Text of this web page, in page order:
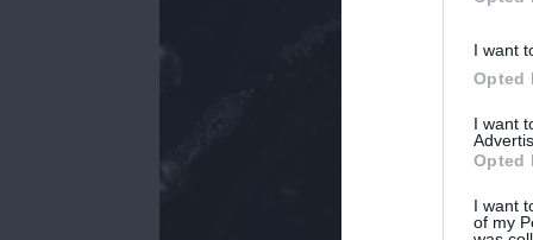
I want
Opted
I want
Opted
I want
of my